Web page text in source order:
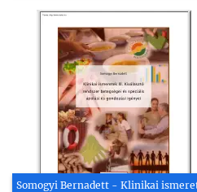
Somogyi Bernadett - Klinikai